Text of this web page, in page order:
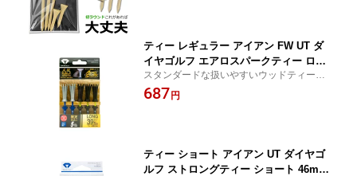
ティー レギュラー アイアン FW UT ダ
イヤゴルフ エアロスパークティー ロン
グ 65シュウネン 39mm シルバー/ブラ
ック TE-6020 【IR】
スタンダードな扱いやすいウッドティー！
ダイヤゴルフ エアロスパークティー ロング
65シュウネン 39mm シルバー/ブラック TE-
687 円
ティー ショート アイアン UT ダイヤゴ
ルフ ストロングティー ショート 46mm